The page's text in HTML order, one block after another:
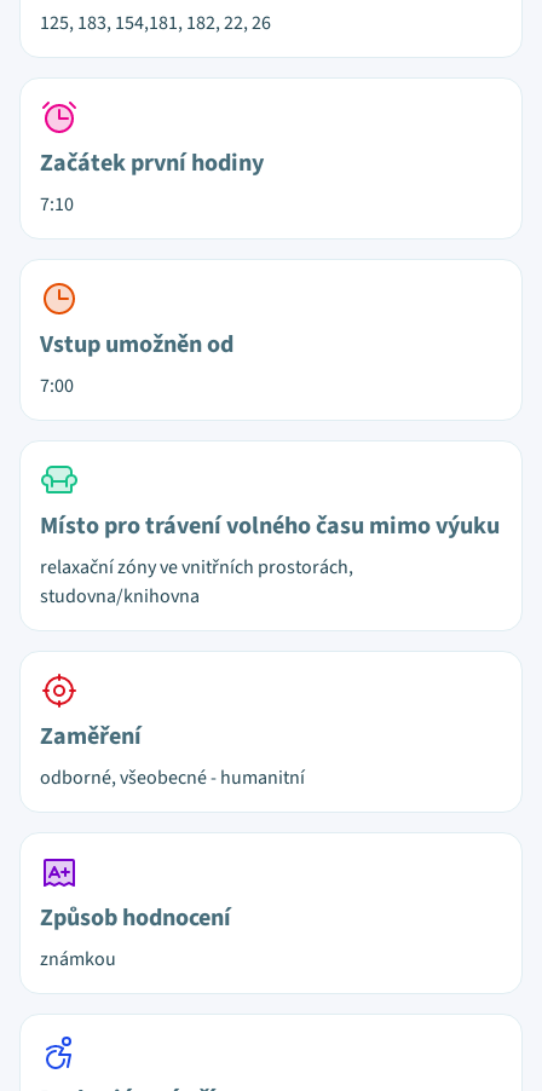
125, 183, 154,181, 182, 22, 26
Začátek první hodiny
7:10
Vstup umožněn od
7:00
Místo pro trávení volného času mimo výuku
relaxační zóny ve vnitřních prostorách,
studovna/knihovna
Zaměření
odborné, všeobecné - humanitní
Způsob hodnocení
známkou